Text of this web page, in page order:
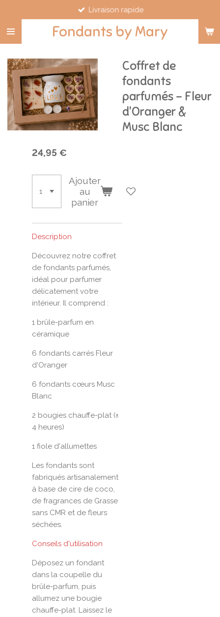
contenu
principal
Fondants by Mary
Livraison rapide
Coffret de
fondants
parfumés – Fleur
d'Oranger &
Musc Blanc
24,95 €
Ajouter
au
panier
Description
Découvrez notre coffret
de fondants parfumés,
idéal pour parfumer
délicatement votre
intérieur. Il comprend :
1 brûle-parfum en
céramique
6 fondants carrés Fleur
d'Oranger
6 fondants cœurs Musc
Blanc
2 bougies chauffe-plat (±
4 heures)
1 fiole d'allumettes
Les fondants sont
fabriqués artisanalement
à base de cire de coco,
de fragrances de Grasse
sans CMR et de fleurs
séchées.
Conseils d'utilisation
Déposez un fondant
dans la coupelle du
brûle-parfum, puis
allumez une bougie
chauffe-plat. Laissez le